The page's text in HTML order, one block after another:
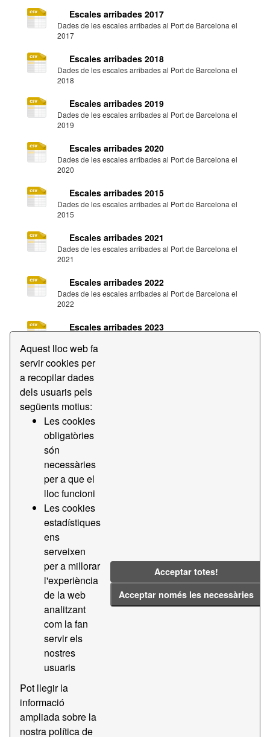
Aquest lloc web fa
servir cookies per
a recopilar dades
dels usuaris pels
següents motius:
Les cookies
obligatòries
són
necessàries
per a que el
lloc funcioni
Les cookies
estadístiques
ens
serveixen
per a millorar
l'experiència
de la web
analitzant
com la fan
servir els
nostres
usuaris
Pot llegir la
informació
ampliada sobre la
nostra política de
Acceptar totes!
Acceptar només les necessàries
Escales arribades 2017
Dades de les escales arribades al Port de Barcelona el
2017
Escales arribades 2018
Dades de les escales arribades al Port de Barcelona el
2018
Escales arribades 2019
Dades de les escales arribades al Port de Barcelona el
2019
Escales arribades 2020
Dades de les escales arribades al Port de Barcelona el
2020
Escales arribades 2015
Dades de les escales arribades al Port de Barcelona el
2015
Escales arribades 2021
Dades de les escales arribades al Port de Barcelona el
2021
Escales arribades 2022
Dades de les escales arribades al Port de Barcelona el
2022
Escales arribades 2023
2023
Escales arribades 2024
Dades de les escales arribades al Port de Barcelona el
2024
Escales arribades 2025
Dades de les escales arribades al Port de Barcelona el
2025
Escales arribades 2026
2026
2015 2016
2021
2025
2026
Històric
Vaixell
Additional Info
Field
Last Updated
Created
Freqüencia
Temps